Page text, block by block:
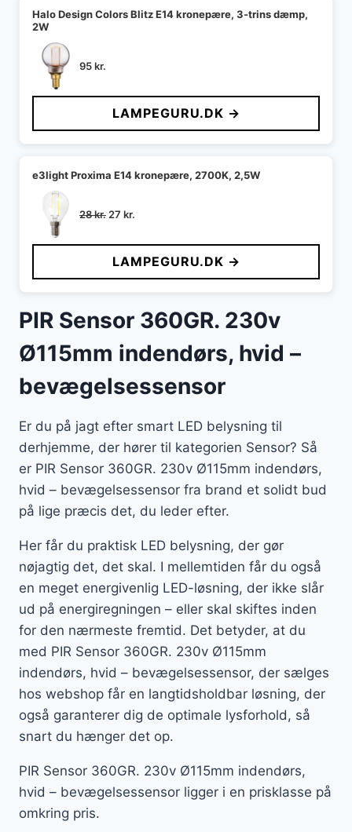
Halo Design Colors Blitz E14 kronepære, 3-trins dæmp,
2W
95kr.
LAMPEGURU.DK →
e3light Proxima E14 kronepære, 2700K, 2,5W
28kr. Den
pris
var:
28 kr..
27 kr.
pris
er:
27 kr..
LAMPEGURU.DK →
PIR Sensor 360GR. 230v
Ø115mm indendørs, hvid –
bevægelsessensor
Er du på jagt efter smart LED belysning til
derhjemme, der hører til kategorien Sensor? Så
er PIR Sensor 360GR. 230v Ø115mm indendørs,
hvid – bevægelsessensor fra brand et solidt bud
på lige præcis det, du leder efter.
Her får du praktisk LED belysning, der gør
nøjagtig det, det skal. I mellemtiden får du også
en meget energivenlig LED-løsning, der ikke slår
ud på energiregningen – eller skal skiftes inden
for den nærmeste fremtid. Det betyder, at du
med PIR Sensor 360GR. 230v Ø115mm
indendørs, hvid – bevægelsessensor, der sælges
hos webshop får en langtidsholdbar løsning, der
også garanterer dig de optimale lysforhold, så
snart du hænger det op.
PIR Sensor 360GR. 230v Ø115mm indendørs,
hvid – bevægelsessensor ligger i en prisklasse på
omkring pris.